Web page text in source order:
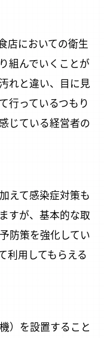
店においての衛生
組んでいくことが
れと違い、目に見
行っているつもり
じている経営者の
えて感染症対策も
すが、基本的な取
防策を強化してい
利用してもらえる
）を設置すること